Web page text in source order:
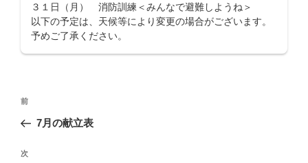
３１日（月） 消防訓練＜みんなで避難しようね＞
以下の予定は、天候等により変更の場合がございます。
予めご了承ください。
投
ビ
前
の
稿
前
7月の献立表
次
次